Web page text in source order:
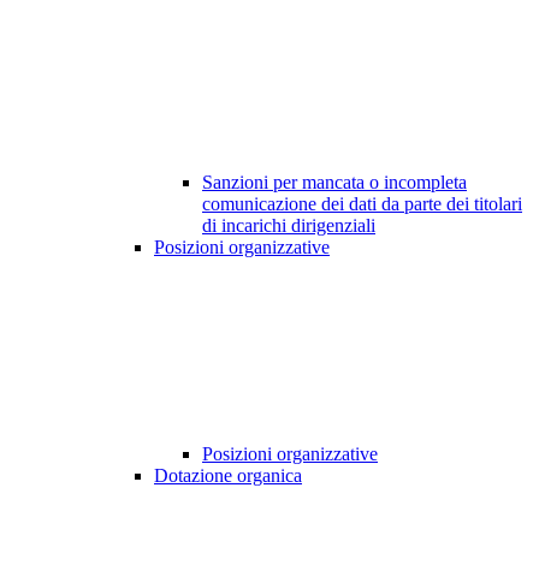
Sanzioni per mancata o incompleta
comunicazione dei dati da parte dei titolari
di incarichi dirigenziali
Posizioni organizzative
Posizioni organizzative
Dotazione organica